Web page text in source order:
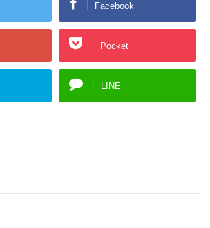
Facebook
Pocket
LINE